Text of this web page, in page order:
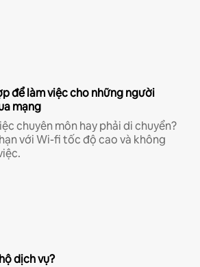
để làm việc cho những người
mạng
chuyên môn hay phải di chuyển?
với Wi-fi tốc độ cao và không
dịch vụ?